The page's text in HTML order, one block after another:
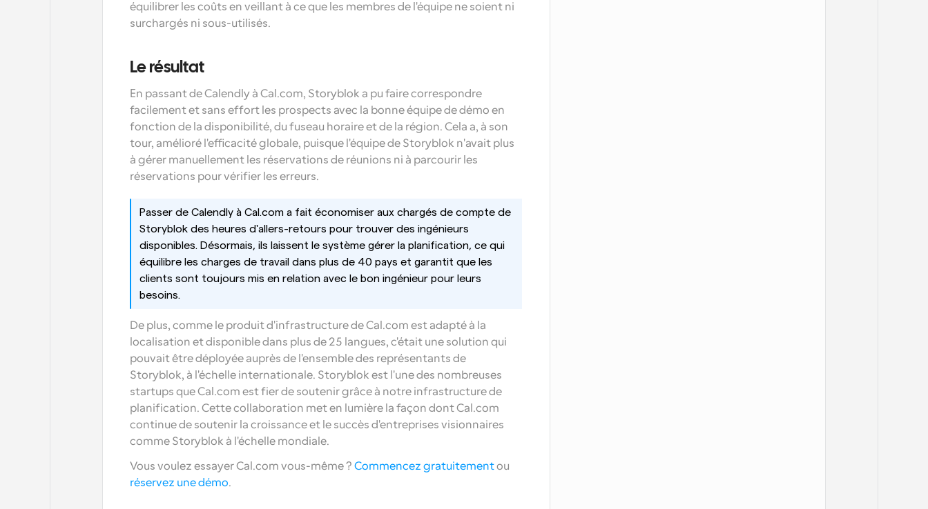
équilibrer les coûts en veillant à ce que les membres de l'équipe ne soient ni
surchargés ni sous-utilisés.
Le résultat
En passant de Calendly à Cal.com, Storyblok a pu faire correspondre
facilement et sans effort les prospects avec la bonne équipe de démo en
fonction de la disponibilité, du fuseau horaire et de la région. Cela a, à son
tour, amélioré l'efficacité globale, puisque l'équipe de Storyblok n'avait plus
à gérer manuellement les réservations de réunions ni à parcourir les
réservations pour vérifier les erreurs.
Passer de Calendly à Cal.com a fait économiser aux chargés de compte de
Storyblok des heures d'allers-retours pour trouver des ingénieurs
disponibles. Désormais, ils laissent le système gérer la planification, ce qui
équilibre les charges de travail dans plus de 40 pays et garantit que les
clients sont toujours mis en relation avec le bon ingénieur pour leurs
besoins.
De plus, comme le produit d'infrastructure de Cal.com est adapté à la
localisation et disponible dans plus de 25 langues, c'était une solution qui
pouvait être déployée auprès de l'ensemble des représentants de
Storyblok, à l'échelle internationale. Storyblok est l'une des nombreuses
startups que Cal.com est fier de soutenir grâce à notre infrastructure de
planification. Cette collaboration met en lumière la façon dont Cal.com
continue de soutenir la croissance et le succès d'entreprises visionnaires
comme Storyblok à l'échelle mondiale.
Vous voulez essayer Cal.com vous-même ? Commencez gratuitement
réservez une démo.